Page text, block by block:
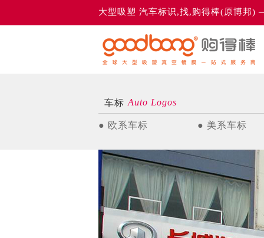
大型吸塑 汽车标识,找,购得棒(原博邦
车标 Auto Logos
● 欧系车标 ● 美系车标